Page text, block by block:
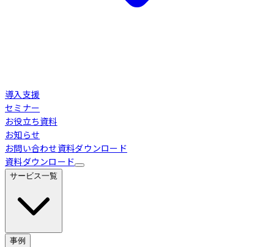
導入支援
セミナー
お役立ち資料
お知らせ
お問い合わせ資料ダウンロード
資料ダウンロード
サービス一覧
事例